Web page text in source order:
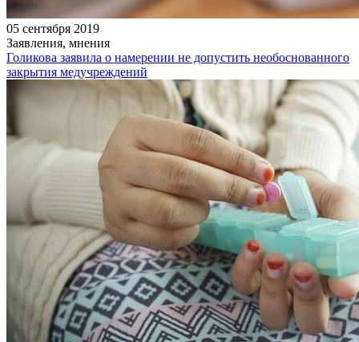
05 сентября 2019
Заявления, мнения
Голикова заявила о намерении не допустить необоснованного
закрытия медучреждений